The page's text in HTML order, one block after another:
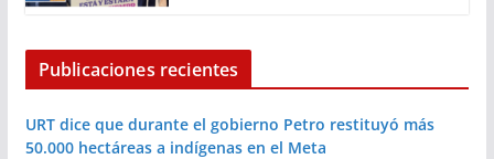
Publicaciones recientes
URT dice que durante el gobierno Petro restituyó más
50.000 hectáreas a indígenas en el Meta